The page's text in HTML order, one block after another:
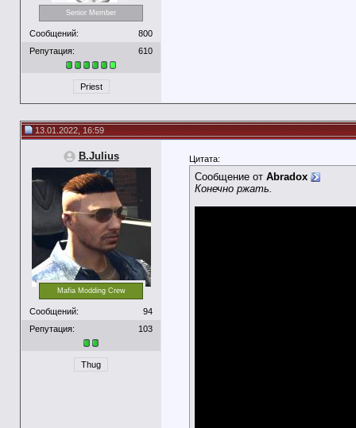
Senior Member
Сообщений:
800
Репутация:
610
Priest
13.01.2022, 16:59
B.Julius
Mafia Modding Crew
Сообщений:
94
Репутация:
103
Thug
Цитата:
Сообщение от Abradox
Конечно ржать.